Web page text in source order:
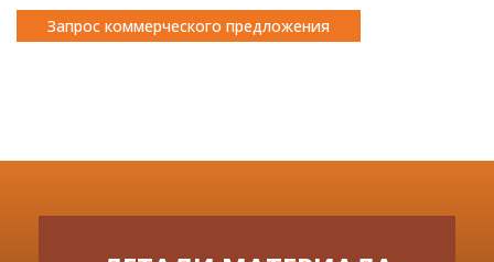
Запрос коммерческого предложения